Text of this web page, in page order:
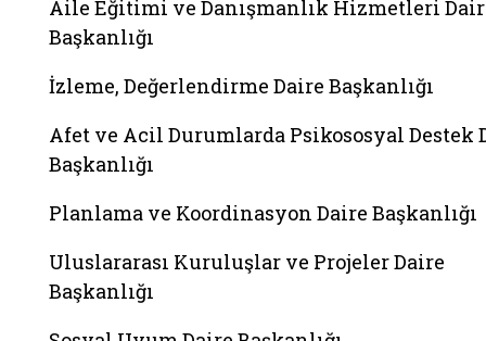
Aile Eğitimi ve Danışmanlık Hizmetleri
Başkanlığı
İzleme, Değerlendirme Daire Başkanlığı
Afet ve Acil Durumlarda Psikososyal Destek
Başkanlığı
Planlama ve Koordinasyon Daire Başkanlığı
Uluslararası Kuruluşlar ve Projeler Daire
Başkanlığı